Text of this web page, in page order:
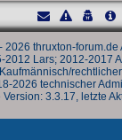
thruxton-forum.de
2012 Lars; 2012-2017
2026 technischer
3.3.17, letzte